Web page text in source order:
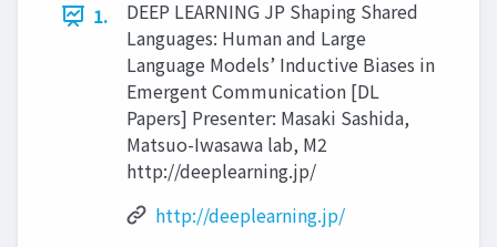
1.
DEEP LEARNING JP Shaping Shared
Languages: Human and Large
Language Models’ Inductive Biases in
Emergent Communication [DL
Papers] Presenter: Masaki Sashida,
Matsuo-Iwasawa lab, M2
http://deeplearning.jp/
http://deeplearning.jp/